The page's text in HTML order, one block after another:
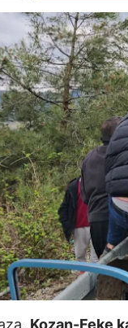
Kozan-Feke